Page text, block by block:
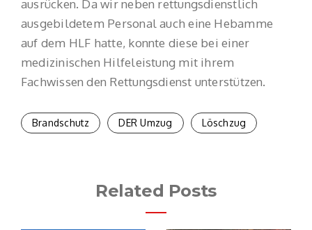
ausrücken. Da wir neben rettungsdienstlich
ausgebildetem Personal auch eine Hebamme
auf dem HLF hatte, konnte diese bei einer
medizinischen Hilfeleistung mit ihrem
Fachwissen den Rettungsdienst unterstützen.
Brandschutz DER Umzug Löschzug
Related Posts